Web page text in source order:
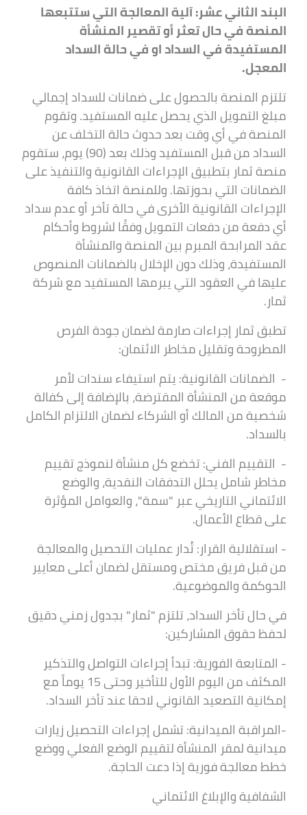
البند الثاني عشر: آلية المعالجة التي ستتبعها
المنصة في حال تعثر أو تقصير المنشأة
المستفيدة في السداد او في حالة السداد
المعجل.
تلتزم المنصة بالحصول على ضمانات للسداد إجمالي
مبلغ التمويل الذي يحصل عليه المستفيد. وتقوم
المنصة في أي وقت بعد حدوث حالة التخلف عن
السداد من قبل المستفيد وذلك بعد (90) يوم، ستقوم
منصة ثمار بتطبيق الإجراءات القانونية والتنفيذ على
الضمانات التي بحوزتها. وللمنصة اتخاذ كافة
الإجراءات القانونية الأخرى في حالة تأخر أو عدم سداد
أي دفعة من دفعات التمويل وفقًا لشروط وأحكام
عقد المرابحة المبرم بين المنصة والمنشأة
المستفيدة، وذلك دون الإخلال بالضمانات المنصوص
عليها في العقود التي يبرمها المستفيد مع شركة
ثمار.
تطبق ثمار إجراءات صارمة لضمان جودة الفرص
المطروحة وتقليل مخاطر الائتمان:
- الضمانات القانونية: يتم استيفاء سندات لأمر
موقعة من المنشأة المقترضة، بالإضافة إلى كفالة
شخصية من المالك أو الشركاء لضمان الالتزام الكامل
بالسداد.
- التقييم الفني: تخضع كل منشأة لنموذج تقييم
مخاطر شامل يحلل التدفقات النقدية، والوضع
الائتماني التاريخي عبر "سمة"، والعوامل المؤثرة
على قطاع الأعمال.
- استقلالية القرار: تُدار عمليات التحصيل والمعالجة
من قبل فريق مختص ومستقل لضمان أعلى معايير
الحوكمة والموضوعية.
في حال تأخر السداد، تلتزم "ثمار" بجدول زمني دقيق
لحفظ حقوق المشاركين:
- المتابعة الفورية: تبدأ إجراءات التواصل والتذكير
المكثف من اليوم الأول للتأخير وحتى 15 يوماً مع
إمكانية التصعيد القانوني لاحقا عند تأخر السداد.
-المراقبة الميدانية: تشمل إجراءات التحصيل زيارات
ميدانية لمقر المنشأة لتقييم الوضع الفعلي ووضع
خطط معالجة فورية إذا دعت الحاجة.
الشفافية والإبلاغ الائتماني